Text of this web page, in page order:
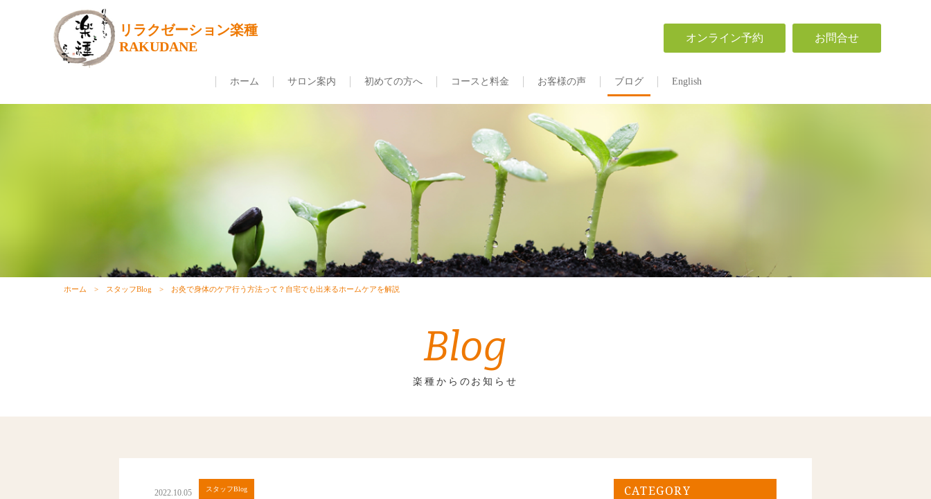
リラクゼーション楽種
RAKUDANE
オンライン予約 お問合せ
ホーム サロン案内 初めての方へ コースと料金 お客様の声 ブログ English
ホーム スタッフBlog お灸で身体のケア行う方法って？自宅でも出来るホームケアを解説
Blog
楽種からのお知らせ
2022.10.05 スタッフBlog CATEGORY